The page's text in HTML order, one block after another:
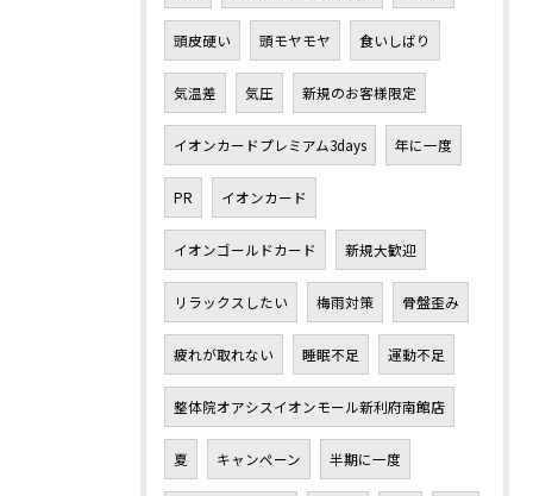
頭皮硬い 頭モヤモヤ 食いしばり
気温差 気圧 新規のお客様限定
イオンカードプレミアム3days 年に一度
PR イオンカード
イオンゴールドカード 新規大歓迎
リラックスしたい 梅雨対策 骨盤歪み
疲れが取れない 睡眠不足 運動不足
整体院オアシスイオンモール新利府南館店
夏 キャンペーン 半期に一度